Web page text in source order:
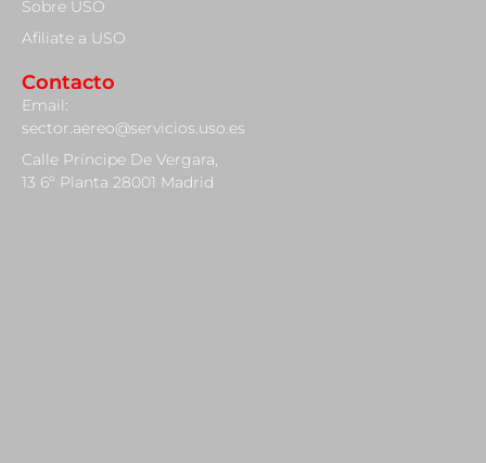
Sobre USO
Afiliate a USO
Contacto
Email:
sector.aereo@servicios.uso.es
Calle Príncipe De Vergara,
13 6º Planta 28001 Madrid